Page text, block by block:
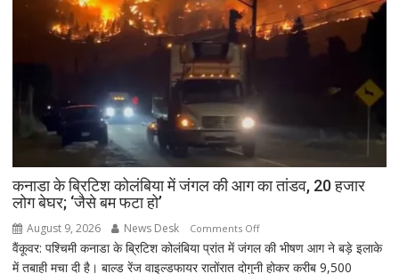
कनाडा के ब्रिटिश कोलंबिया में जंगल की आग का तांडव, 20 हजार
लोग बेघर; ‘जैसे बम फटा हो’
August 9, 2026 News Desk Comments Offon
कनाडा
के
वैंकूवर: पश्चिमी कनाडा के ब्रिटिश कोलंबिया प्रांत में जंगल की भीषण आग ने बड़े इलाके
में तबाही मचा दी है। बाल्ड रेंज वाइल्डफायर रातोंरात दोगुनी होकर करीब 9,500